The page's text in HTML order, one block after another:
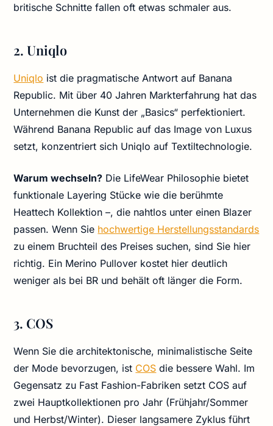
britische Schnitte fallen oft etwas schmaler aus.
2. Uniqlo
Uniqlo ist die pragmatische Antwort auf Banana
Republic. Mit über 40 Jahren Markterfahrung hat das
Unternehmen die Kunst der „Basics“ perfektioniert.
Während Banana Republic auf das Image von Luxus
setzt, konzentriert sich Uniqlo auf Textiltechnologie.
Warum wechseln? Die LifeWear Philosophie bietet
funktionale Layering Stücke wie die berühmte
Heattech Kollektion –, die nahtlos unter einen Blazer
passen. Wenn Sie hochwertige Herstellungsstandards
zu einem Bruchteil des Preises suchen, sind Sie hier
richtig. Ein Merino Pullover kostet hier deutlich
weniger als bei BR und behält oft länger die Form.
3. COS
Wenn Sie die architektonische, minimalistische Seite
der Mode bevorzugen, ist COS die bessere Wahl. Im
Gegensatz zu Fast Fashion-Fabriken setzt COS auf
zwei Hauptkollektionen pro Jahr (Frühjahr/Sommer
und Herbst/Winter). Dieser langsamere Zyklus führt